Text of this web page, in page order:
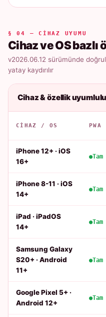
§ 04 — CIHAZ UYUMU
Cihaz ve OS
v2026.06.12 sürümünde
yatay kaydırılır
Cihaz & özellik
CIHAZ / OS PWA
iPhone 12+ · iOS
16+
Tam
iPhone 8-11 · iOS
14+
Tam
iPad · iPadOS
14+
Tam
Samsung Galaxy
S20+ · Android
11+
Tam
Google Pixel 5+ ·
Android 12+
Tam